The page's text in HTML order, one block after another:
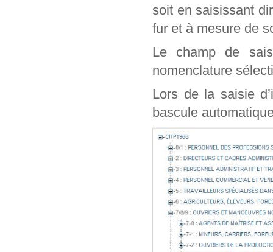
soit en saisissant
fur et à mesure de
Le champ de
nomenclature
Lors de la saisie
bascule